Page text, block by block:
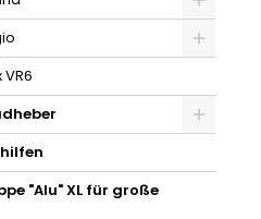
"Alu" XL für große